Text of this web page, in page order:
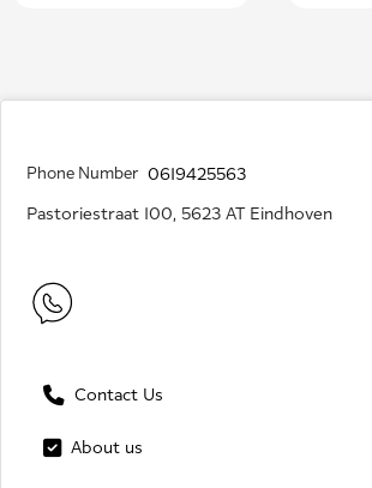
Phone Number 0619425563
Pastoriestraat 100, 5623 AT Eindhoven
Contact Us
About us